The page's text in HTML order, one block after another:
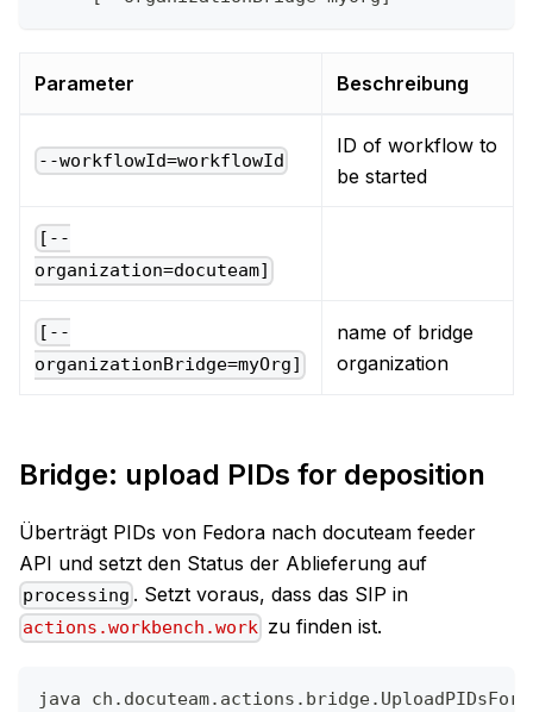
Parameter Beschreibung
--workflowId=workflowId
ID of workflow to
be started
[--
organization=docuteam]
[--
organizationBridge=myOrg]
name of bridge
organization
Bridge: upload PIDs for deposition
Überträgt PIDs von Fedora nach docuteam feeder
API und setzt den Status der Ablieferung auf
processing . Setzt voraus, dass das SIP in
actions.workbench.work zu finden ist.
java